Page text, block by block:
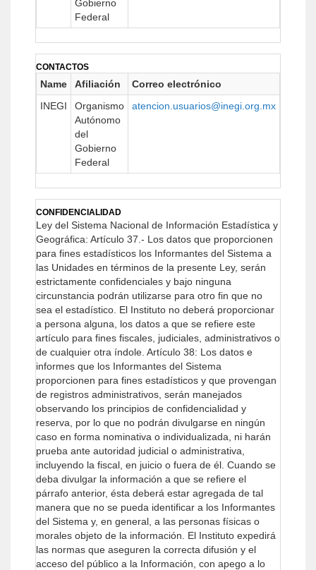
Gobierno
Federal
CONTACTOS
Name Afiliación Correo electrónico
INEGI
Organismo
Autónomo
del
Gobierno
Federal
atencion.usuarios@inegi.org.mx
CONFIDENCIALIDAD
Ley del Sistema Nacional de Información Estadística y
Geográfica: Artículo 37.- Los datos que proporcionen
para fines estadísticos los Informantes del Sistema a
las Unidades en términos de la presente Ley, serán
estrictamente confidenciales y bajo ninguna
circunstancia podrán utilizarse para otro fin que no
sea el estadístico. El Instituto no deberá proporcionar
a persona alguna, los datos a que se refiere este
artículo para fines fiscales, judiciales, administrativos o
de cualquier otra índole. Artículo 38: Los datos e
informes que los Informantes del Sistema
proporcionen para fines estadísticos y que provengan
de registros administrativos, serán manejados
observando los principios de confidencialidad y
reserva, por lo que no podrán divulgarse en ningún
caso en forma nominativa o individualizada, ni harán
prueba ante autoridad judicial o administrativa,
incluyendo la fiscal, en juicio o fuera de él. Cuando se
deba divulgar la información a que se refiere el
párrafo anterior, ésta deberá estar agregada de tal
manera que no se pueda identificar a los Informantes
del Sistema y, en general, a las personas físicas o
morales objeto de la información.
El Instituto expedirá
las normas que aseguren la correcta difusión y el
acceso del público a la Información, con apego a lo